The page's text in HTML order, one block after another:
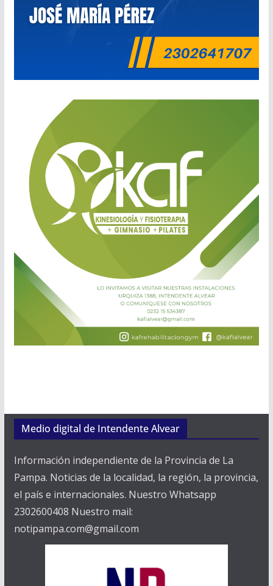
Medio digital de Intendente Alvear
Información independiente de la Provincia de La
Pampa. Noticias de la localidad, la región, la provincia,
el país e internacionales. Nuestro Whatsapp
2302600408 Nuestro mail:
notipampa.com@gmail.com